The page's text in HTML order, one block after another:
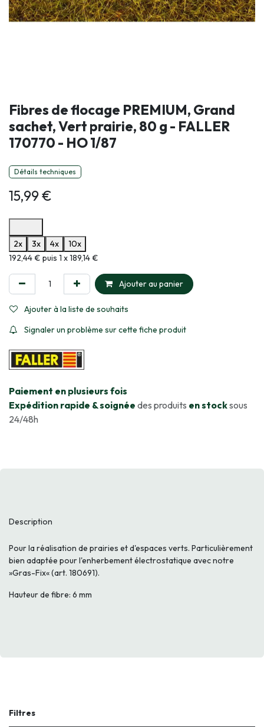
Fibres de flocage PREMIUM, Grand
sachet, Vert prairie, 80 g - FALLER
170770 - HO 1/87
Détails techniques
15,99€
2x
3x 4x
10x
Informations sur le plan de paiement sélectionné
192,44 € puis 1 x 189,14 €
Ajouter au panier
Ajouter à la liste de souhaits
Signaler un problème sur cette fiche produit
​Paiement en plusieurs fois
Expédition rapide & soignée des produits en stocksous
24/48h
Description
Pour la réalisation de prairies et d'espaces verts. Particulièrement
bien adaptée pour l'enherbement électrostatique avec notre
»Gras-Fix« (art. 180691).
Hauteur de fibre: 6 mm
Filtres